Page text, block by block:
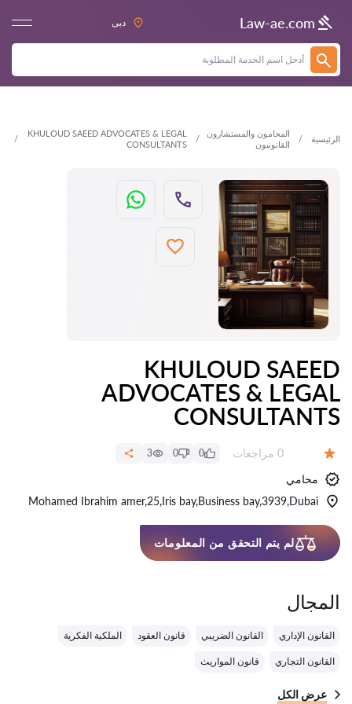
Law-ae.com دبى
الرئيسية
المحامون والمستشارون
القانونيون
KHULOUD SAEED ADVOCATES & LEGAL
CONSULTANTS
العودة
KHULOUD SAEED
ADVOCATES & LEGAL
CONSULTANTS
عدد المراجعات:
0 مراجعات 0
0
3
محامي
Mohamed Ibrahim amer,25,Iris bay,Business bay,3939,Dubai
لم يتم التحقق من المعلومات
المجال
القانون الإداري القانون الضريبي قانون العقود الملكية الفكرية
القانون التجاري قانون المواريث
عرض الكل